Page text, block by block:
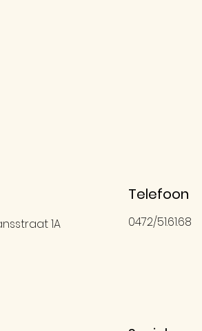
1A
Telefoon
0472/51.61.68